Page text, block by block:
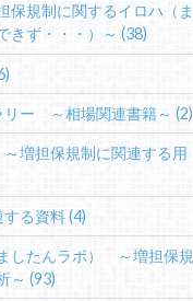
規制に関するイロハ（ま
きず・・・）～(38)
ー ～相場関連書籍～ (2)
増担保規制に関連する用
る資料(4)
したんラボ） ～増担保規
～(93)